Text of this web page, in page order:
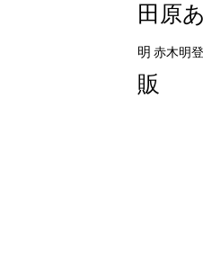
田原
明 赤木明登
販